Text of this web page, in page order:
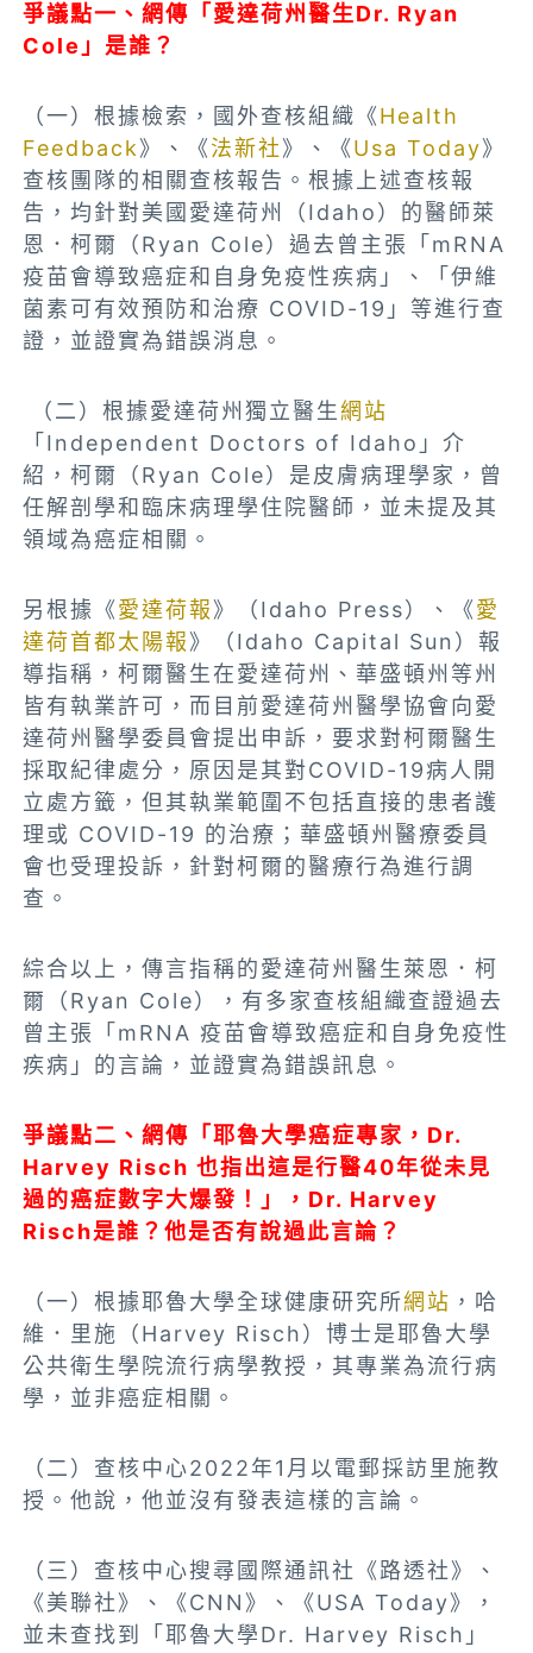
爭議點一、網傳「愛達荷州醫生Dr. Ryan
Cole」是誰？
（一）根據檢索，國外查核組織《Health
Feedback》、《法新社》、《Usa Today》
查核團隊的相關查核報告。根據上述查核報
告，均針對美國愛達荷州（Idaho）的醫師萊
恩．柯爾（Ryan Cole）過去曾主張「mRNA
疫苗會導致癌症和自身免疫性疾病」、「伊維
菌素可有效預防和治療 COVID-19」等進行查
證，並證實為錯誤消息。
（二）根據愛達荷州獨立醫生網站
「Independent Doctors of Idaho」介
紹，柯爾（Ryan Cole）是皮膚病理學家，曾
任解剖學和臨床病理學住院醫師，並未提及其
領域為癌症相關。
另根據《愛達荷報》（Idaho Press）、《愛
達荷首都太陽報》（Idaho Capital Sun）報
導指稱，柯爾醫生在愛達荷州、華盛頓州等州
皆有執業許可，而目前愛達荷州醫學協會向愛
達荷州醫學委員會提出申訴，要求對柯爾醫生
採取紀律處分，原因是其對COVID-19病人開
立處方籤，但其執業範圍不包括直接的患者護
理或 COVID-19 的治療；華盛頓州醫療委員
會也受理投訴，針對柯爾的醫療行為進行調
查。
綜合以上，傳言指稱的愛達荷州醫生萊恩．柯
爾（Ryan Cole），有多家查核組織查證過去
曾主張「mRNA 疫苗會導致癌症和自身免疫性
疾病」的言論，並證實為錯誤訊息。
爭議點二、網傳「耶魯大學癌症專家，Dr.
Harvey Risch 也指出這是行醫40年從未見
過的癌症數字大爆發！」，Dr. Harvey
Risch是誰？他是否有說過此言論？
（一）根據耶魯大學全球健康研究所網站 ，哈
維．里施（Harvey Risch）博士是耶魯大學
公共衛生學院流行病學教授，其專業為流行病
學，並非癌症相關。
（二）查核中心2022年1月以電郵採訪里施教
授。他說，他並沒有發表這樣的言論 。
（三）查核中心搜尋國際通訊社《路透社》、
《美聯社》、《CNN》、《USA Today》，
並未查找到「耶魯大學Dr. Harvey Risch」